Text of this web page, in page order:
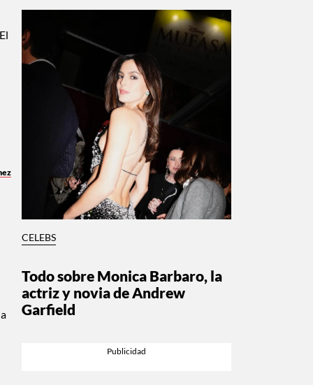
CELEBS
Todo sobre Monica Barbaro, la
actriz y novia de Andrew
Garfield